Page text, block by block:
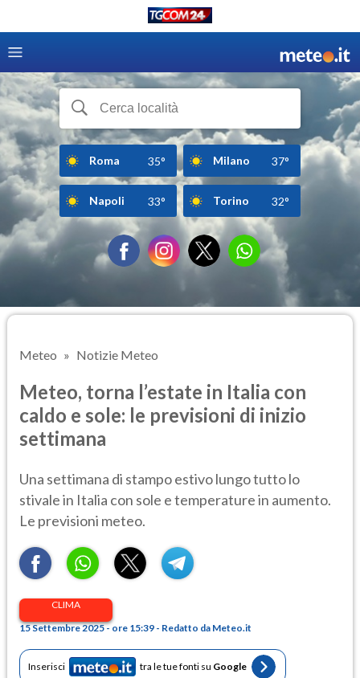
Roma 35° Milano 37°
Napoli 33° Torino 32°
Meteo Notizie Meteo
Meteo, torna l’estate in Italia con
caldo e sole: le previsioni di inizio
settimana
Una settimana di stampo estivo lungo tutto lo
stivale in Italia con sole e temperature in aumento.
Le previsioni meteo.
CLIMA
15 Settembre 2025 - ore 15:39 - Redatto da Meteo.it
Inserisci tra le tue fonti su Google